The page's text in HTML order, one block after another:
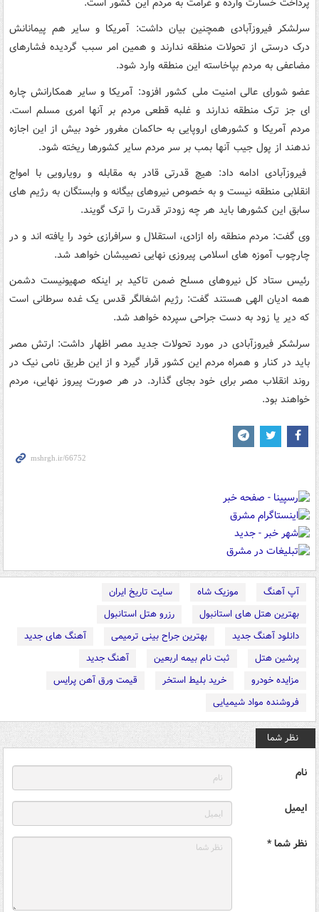
سرلشکر فیروزآبادی همچنین بیان داشت: آمریکا و سایر هم پیمانانش
درک درستی از تحولات منطقه ندارند و همین امر سبب گردیده فشارهای
مضاعفی به مردم بپاخاسته این منطقه وارد شود.
عضو شورای عالی امنیت ملی کشور افزود: آمریکا و سایر همکارانش چاره
ای جز ترک منطقه ندارند و غلبه قطعی مردم بر آنها امری مسلم است.
مردم آمریکا و کشورهای اروپایی به حاکمان مغرور خود بیش از این اجازه
ندهند از پول جیب آنها بمب بر سر مردم سایر کشورها ریخته شود.
فیروزآبادی ادامه داد: هیچ قدرتی قادر به مقابله و رویارویی با امواج
انقلابی منطقه نیست و به خصوص نیروهای بیگانه و وابستگان به رژیم های
سابق این کشورها باید هر چه زودتر قدرت را ترک گویند.
وی گفت: مردم منطقه راه ازادی، استقلال و سرافرازی خود را یافته اند و در
چارچوب آموزه های اسلامی پیروزی نهایی نصیبشان خواهد شد.
رئیس ستاد کل نیروهای مسلح ضمن تاکید بر اینکه صهیونیست دشمن
همه ادیان الهی هستند گفت: رژیم اشغالگر قدس یک غده سرطانی است
که دیر یا زود به دست جراحی سپرده خواهد شد.
سرلشکر فیروزآبادی در مورد تحولات جدید مصر اظهار داشت: ارتش مصر
باید در کنار و همراه مردم این کشور قرار گیرد و از این طریق نامی نیک در
روند انقلاب مصر برای خود بجای گذارد. در هر صورت پیروز نهایی، مردم
خواهند بود.
آپ آهنگ موزیک شاه
سایت تاریخ ایران
بهترین هتل های استانبول
رزرو هتل استانبول
دانلود آهنگ جدید
بهترین جراح بینی ترمیمی
آهنگ های جدید
پرشین هتل
ثبت نام بیمه اربعین
آهنگ جدید
مزایده خودرو
خرید بلیط استخر
قیمت ورق آهن پرایس
فروشنده مواد شیمیایی
نظر شما
نام
ایمیل
نظر شما *